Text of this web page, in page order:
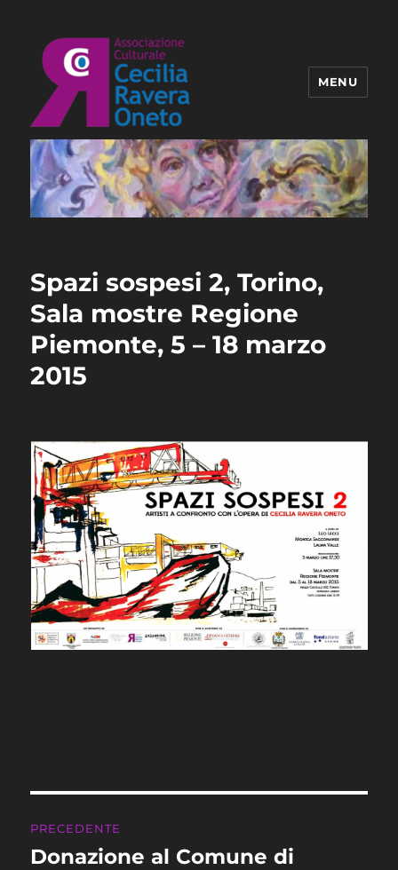
Associazione Ravera Oneto
MENU
Spazi sospesi 2, Torino,
Sala mostre Regione
Piemonte, 5 – 18 marzo
2015
articoli
PRECEDENTE
Articolo
Donazione al Comune di